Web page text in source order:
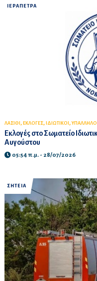
ΙΕΡΑΠΕΤΡΑ
ΛΑΣΙΘΙ , ΕΚΛΟΓΕΣ, ΙΔΙΩΤΙΚΟΙ , ΥΠΑΛΛΗΛΟΙ
Εκλογές στο Σωματείο
Αυγούστου
05:54 π.μ. - 28/07/2026
ΣΗΤΕΙΑ